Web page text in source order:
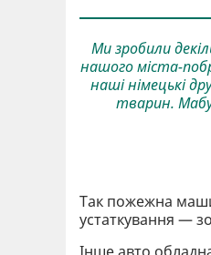
Ми зробили
нашого міста-
наші німецькі
тварин.
Так пожежна
устаткування —